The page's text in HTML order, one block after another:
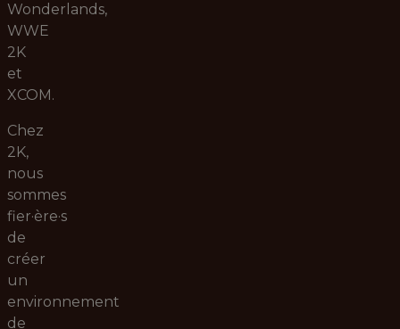
Wonderlands,
WWE
2K
et
XCOM.
Chez
2K,
nous
sommes
fier·ère·s
de
créer
un
environnement
de